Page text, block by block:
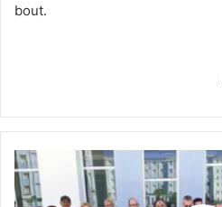
bout.
Championnats
d’Afrique
de